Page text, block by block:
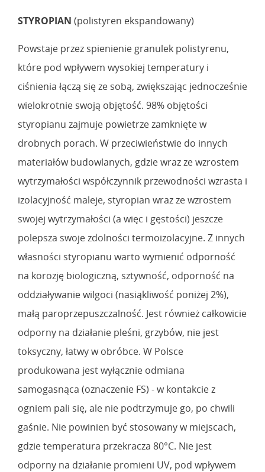
STYROPIAN (polistyren ekspandowany)
Powstaje przez spienienie granulek polistyrenu,
które pod wpływem wysokiej temperatury i
ciśnienia łączą się ze sobą, zwiększając jednocześnie
wielokrotnie swoją objętość. 98% objętości
styropianu zajmuje powietrze zamknięte w
drobnych porach. W przeciwieństwie do innych
materiałów budowlanych, gdzie wraz ze wzrostem
wytrzymałości współczynnik przewodności wzrasta i
izolacyjność maleje, styropian wraz ze wzrostem
swojej wytrzymałości (a więc i gęstości) jeszcze
polepsza swoje zdolności termoizolacyjne. Z innych
własności styropianu warto wymienić odporność
na korozję biologiczną, sztywność, odporność na
oddziaływanie wilgoci (nasiąkliwość poniżej 2%),
małą paroprzepuszczalność. Jest również całkowicie
odporny na działanie pleśni, grzybów, nie jest
toksyczny, łatwy w obróbce. W Polsce
produkowana jest wyłącznie odmiana
samogasnąca (oznaczenie FS) - w kontakcie z
ogniem pali się, ale nie podtrzymuje go, po chwili
gaśnie. Nie powinien być stosowany w miejscach,
gdzie temperatura przekracza 80°C. Nie jest
odporny na działanie promieni UV, pod wpływem